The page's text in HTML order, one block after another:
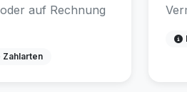
auf Rechnung
Zahlarten